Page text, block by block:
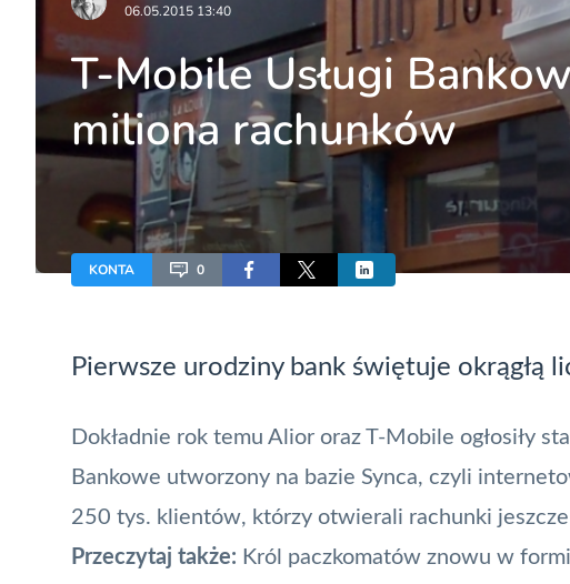
06.05.2015 13:40
T-Mobile Usługi
miliona rachunków
KONTA 0
Pierwsze urodziny bank świętuje okrągłą
Dokładnie rok temu Alior oraz T-Mobile ogłosiły
Bankowe utworzony na bazie Synca, czyli
250 tys. klientów, którzy otwierali rachunki jeszcze
Przeczytaj także: Król paczkomatów znowu w